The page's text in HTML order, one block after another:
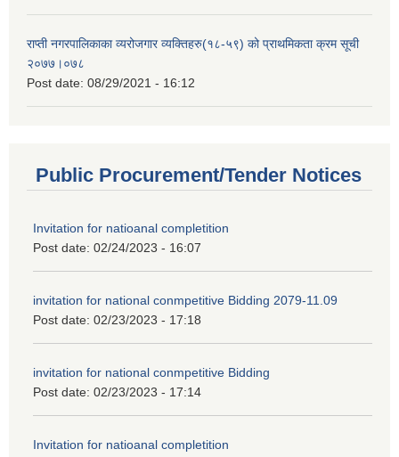
राप्ती नगरपालिकाका व्यरोजगार व्यक्तिहरु(१८-५९) को प्राथमिकता क्रम सूची
२०७७।०७८
Post date: 08/29/2021 - 16:12
Public Procurement/Tender Notices
Invitation for natioanal completition
Post date: 02/24/2023 - 16:07
invitation for national conmpetitive Bidding 2079-11.09
Post date: 02/23/2023 - 17:18
invitation for national conmpetitive Bidding
Post date: 02/23/2023 - 17:14
Invitation for natioanal completition